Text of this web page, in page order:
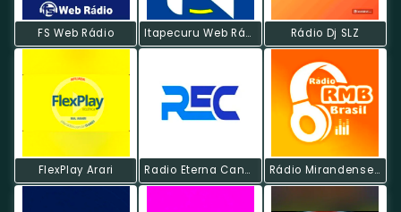
FS Web Rádio Itapecuru Web Rádio Rádio Dj SLZ
FlexPlay Arari Radio Eterna Canção Rádio Mirandense Brasil